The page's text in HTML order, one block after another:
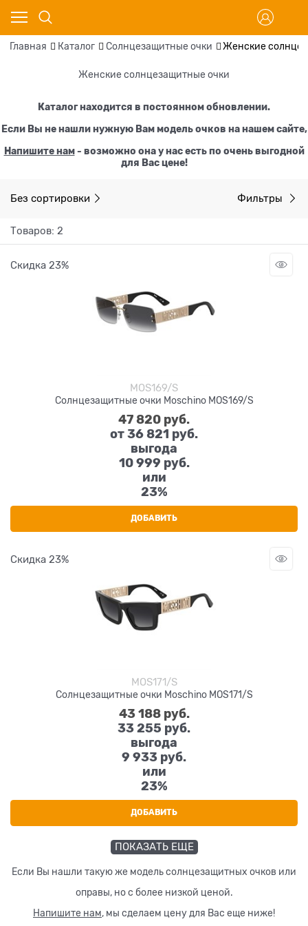
Главная Каталог Солнцезащитные очки Женские
Женские солнцезащитные очки
Каталог находится в постоянном обновлении.
Если Вы не нашли нужную Вам модель очков на нашем сайте,
Напишите нам- возможно она у нас есть по очень выгодной
для Вас цене!
Без сортировки Фильтры
Товаров: 2
Скидка 23%
MOS169/S
Солнцезащитные очки Moschino MOS169/S
47 820 руб.
от36 821 руб.
выгода
10 999 руб.
или
23%
ДОБАВИТЬ
Скидка 23%
MOS171/S
Солнцезащитные очки Moschino MOS171/S
43 188 руб.
33 255 руб.
выгода
9 933 руб.
или
23%
ДОБАВИТЬ
ПОКАЗАТЬ ЕЩЕ
Если Вы нашли такую же модель солнцезащитных очков или
оправы, но с более низкой ценой.
Напишите нам, мы сделаем цену для Вас еще ниже!